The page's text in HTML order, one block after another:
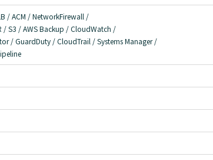
/ ACM / NetworkFirewall /
/ S3 / AWS Backup / CloudWatch /
/ GuardDuty / CloudTrail / Systems Manager /